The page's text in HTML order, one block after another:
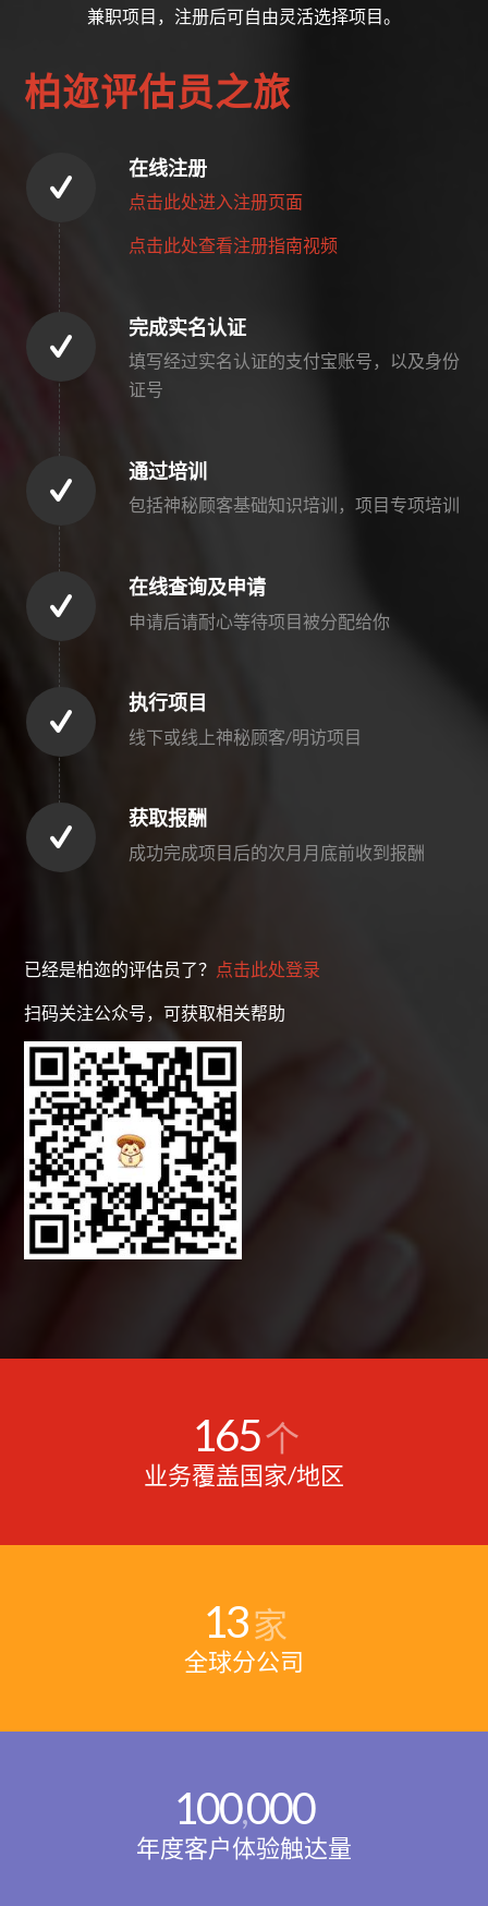
兼职项目，注册后可自由灵活选择项目。
柏迩评估员之旅
在线注册
点击此处进入注册页面
点击此处查看注册指南视频
完成实名认证
填写经过实名认证的支付宝账号，以及身份
证号
通过培训
包括神秘顾客基础知识培训，项目专项培训
在线查询及申请
申请后请耐心等待项目被分配给你
执行项目
线下或线上神秘顾客/明访项目
获取报酬
成功完成项目后的次月月底前收到报酬
已经是柏迩的评估员了？ 点击此处登录
扫码关注公众号，可获取相关帮助
165个
业务覆盖国家/地区
13家
全球分公司
100,000
年度客户体验触达量